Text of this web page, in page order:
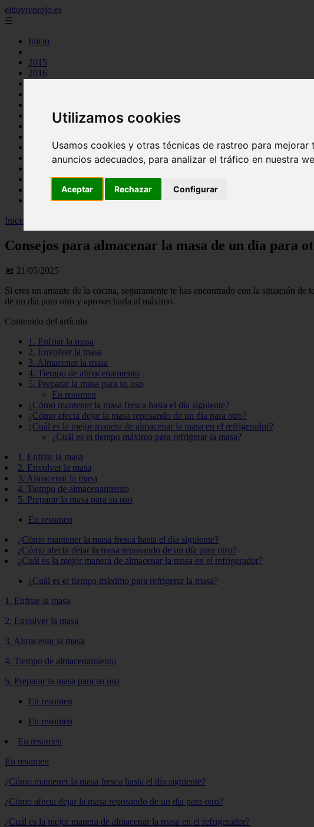
Utilizamos cookies
Usamos cookies y otras técnicas de rastreo para
anuncios adecuados, para analizar el tráfico en nuestra
Aceptar Rechazar Configurar
eltiovivorojo.es
☰
Inicio
2015
2016
espana
postres
reposteria
venezuela
verduras
Inicio
Consejos para almacenar la masa de un día para
📅 21/05/2025
Si eres un amante de la cocina, seguramente te has encontrado con la situación de
de un día para otro y aprovecharla al máximo.
Contenido del artículo
1. Enfriar la masa
2. Envolver la masa
3. Almacenar la masa
4. Tiempo de almacenamiento
5. Preparar la masa para su uso
En resumen
¿Cómo mantener la masa fresca hasta el día siguiente?
¿Cómo afecta dejar la masa reposando de un día para otro?
¿Cuál es la mejor manera de almacenar la masa en el refrigerador?
¿Cuál es el tiempo máximo para refrigerar la masa?
1. Enfriar la masa
2. Envolver la masa
3. Almacenar la masa
4. Tiempo de almacenamiento
5. Preparar la masa para su uso
En resumen
¿Cómo mantener la masa fresca hasta el día siguiente?
¿Cómo afecta dejar la masa reposando de un día para otro?
¿Cuál es la mejor manera de almacenar la masa en el refrigerador?
¿Cuál es el tiempo máximo para refrigerar la masa?
1. Enfriar la masa
2. Envolver la masa
3. Almacenar la masa
4. Tiempo de almacenamiento
5. Preparar la masa para su uso
En resumen
En resumen
En resumen
En resumen
¿Cómo mantener la masa fresca hasta el día siguiente?
¿Cómo afecta dejar la masa reposando de un día para otro?
¿Cuál es la mejor manera de almacenar la masa en el refrigerador?